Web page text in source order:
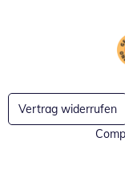
Vertrag widerrufen